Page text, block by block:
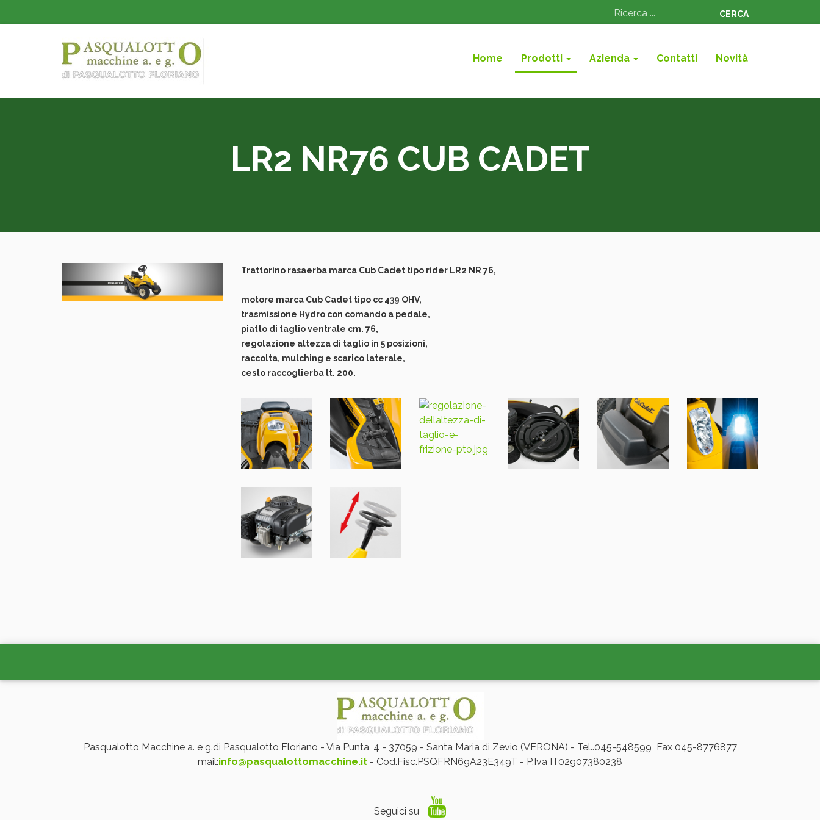
CERCA
Home Prodotti Azienda Contatti Novità
LR2 NR76 CUB CADET
Trattorino rasaerba marca Cub Cadet tipo rider LR2 NR 76,
motore marca Cub Cadet tipo cc 439 OHV,
trasmissione Hydro con comando a pedale,
piatto di taglio ventrale cm. 76,
regolazione altezza di taglio in 5 posizioni,
raccolta, mulching e scarico laterale,
cesto raccoglierba lt. 200.
Pasqualotto Macchine a. e g.di Pasqualotto Floriano - Via Punta, 4 - 37059 - Santa Maria di Zevio (VERONA) - Tel..045-548599 Fax 045-8776877
mail:info@pasqualottomacchine.it - Cod.Fisc.PSQFRN69A23E349T - P.Iva IT02907380238
Seguici su